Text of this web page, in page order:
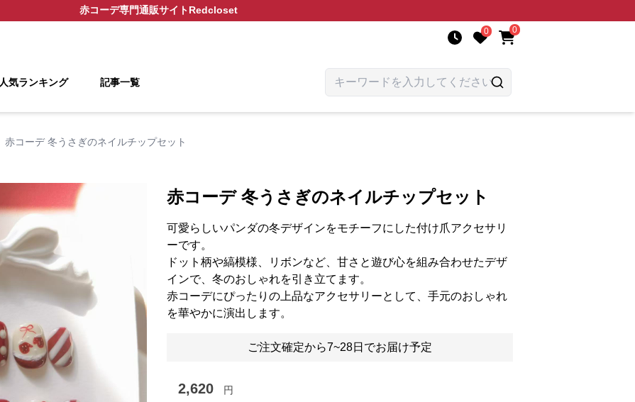
赤コーデ専門通販サイトRedcloset
0 0
人気ランキング 記事一覧
赤コーデ 冬うさぎのネイルチップセット
赤コーデ 冬うさぎのネイルチップセット
可愛らしいパンダの冬デザインをモチーフにした付け爪アクセサリ
ーです。
ドット柄や縞模様、リボンなど、甘さと遊び心を組み合わせたデザ
インで、冬のおしゃれを引き立てます。
赤コーデにぴったりの上品なアクセサリーとして、手元のおしゃれ
を華やかに演出します。
ご注文確定から7~28日でお届け予定
2,620 円